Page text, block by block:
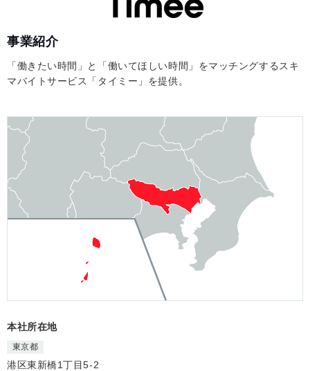
事業紹介
「働きたい時間」と「働いてほしい時間」をマッチングするスキ
マバイトサービス「タイミー」を提供。
本社所在地
東京都
港区東新橋1丁目5-2